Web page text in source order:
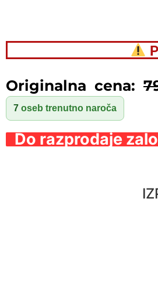
Originalna cena:
7 oseb trenutno naroča
Do razprodaje